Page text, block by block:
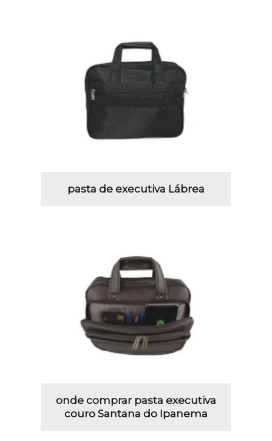
pasta de executiva Lábrea
onde comprar pasta executiva
couro Santana do Ipanema